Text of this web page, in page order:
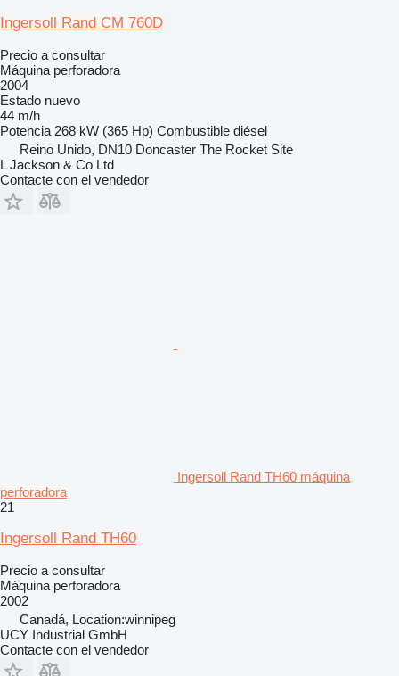
Ingersoll Rand CM 760D
Precio a consultar
Máquina perforadora
2004
Estado nuevo
44 m/h
Potencia 268 kW (365 Hp) Combustible diésel
Reino Unido, DN10 Doncaster The Rocket Site
L Jackson & Co Ltd
Contacte con el vendedor
Ingersoll Rand TH60 máquina
perforadora
21
Ingersoll Rand TH60
Precio a consultar
Máquina perforadora
2002
Canadá, Location:winnipeg
UCY Industrial GmbH
Contacte con el vendedor